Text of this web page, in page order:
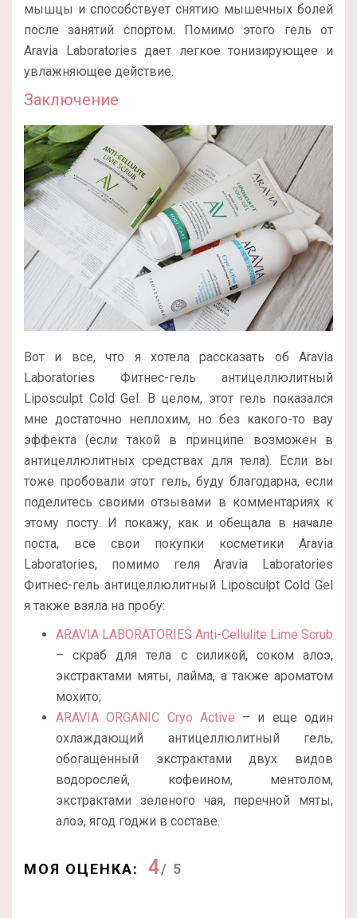
мышцы и способствует снятию мышечных болей
после занятий спортом. Помимо этого гель от
Aravia Laboratories дает легкое тонизирующее и
увлажняющее действие.
Заключение
Вот и все, что я хотела рассказать об Aravia
Laboratories Фитнес-гель антицеллюлитный
Liposculpt Cold Gel. В целом, этот гель показался
мне достаточно неплохим, но без какого-то вау
эффекта (если такой в принципе возможен в
антицеллюлитных средствах для тела). Если вы
тоже пробовали этот гель, буду благодарна, если
поделитесь своими отзывами в комментариях к
этому посту. И покажу, как и обещала в начале
поста, все свои покупки косметики Aravia
Laboratories, помимо геля Aravia Laboratories
Фитнес-гель антицеллюлитный Liposculpt Cold Gel
я также взяла на пробу:
ARAVIA LABORATORIES Anti-Cellulite Lime Scrub
– скраб для тела с силикой, соком алоэ,
экстрактами мяты, лайма, а также ароматом
мохито;
ARAVIA ORGANIC Cryo Active – и еще один
охлаждающий антицеллюлитный гель,
обогащенный экстрактами двух видов
водорослей, кофеином, ментолом,
экстрактами зеленого чая, перечной мяты,
алоэ, ягод годжи в составе.
МОЯ ОЦЕНКА: 4/ 5